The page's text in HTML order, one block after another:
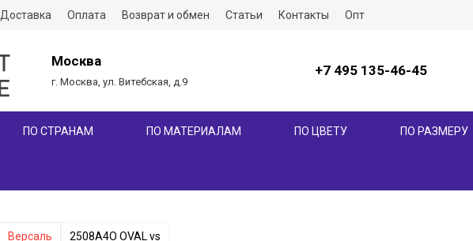
Доставка Оплата Возврат и обмен Статьи Контакты Опт
Москва
г. Москва, ул. Витебская, д.9
+7 495 135-46-45
ПО СТРАНАМ ПО МАТЕРИАЛАМ ПО ЦВЕТУ ПО РАЗМЕРУ
Версаль 2508A4O OVAL vs